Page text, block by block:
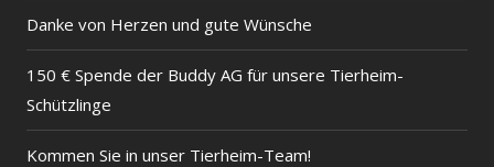
Danke von Herzen und gute Wünsche
150 € Spende der Buddy AG für unsere Tierheim-
Schützlinge
Kommen Sie in unser Tierheim-Team!